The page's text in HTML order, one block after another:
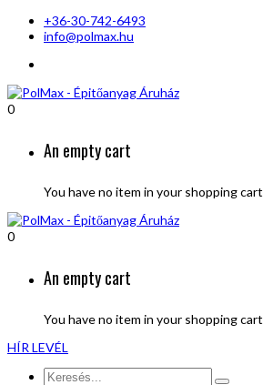
+36-30-742-6493
info@polmax.hu
0
An empty cart
You have no item in your shopping cart
0
An empty cart
You have no item in your shopping cart
HÍR LEVÉL